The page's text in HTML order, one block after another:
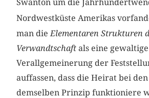
Swanton um die
Nordwestküste Amerikas
man die Elementaren Strukturen
Verwandtschaft als eine gewaltige
Verallgemeinerung der
auffassen, dass die Heirat bei
demselben Prinzip funktioniere